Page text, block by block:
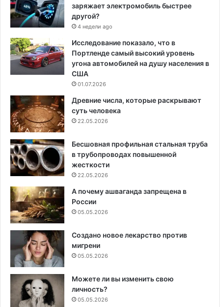
заряжает электромобиль быстрее
другой?
4 недели ago
Исследование показало, что в
Портленде самый высокий уровень
угона автомобилей на душу населения в
США
01.07.2026
Древние числа, которые раскрывают
суть человека
22.05.2026
Бесшовная профильная стальная труба
в трубопроводах повышенной
жесткости
22.05.2026
А почему ашваганда запрещена в
России
05.05.2026
Создано новое лекарство против
мигрени
05.05.2026
Можете ли вы изменить свою
личность?
05.05.2026